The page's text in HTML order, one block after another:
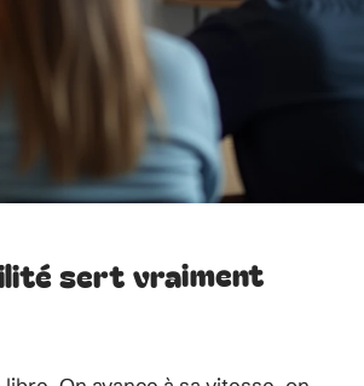
sert vraiment